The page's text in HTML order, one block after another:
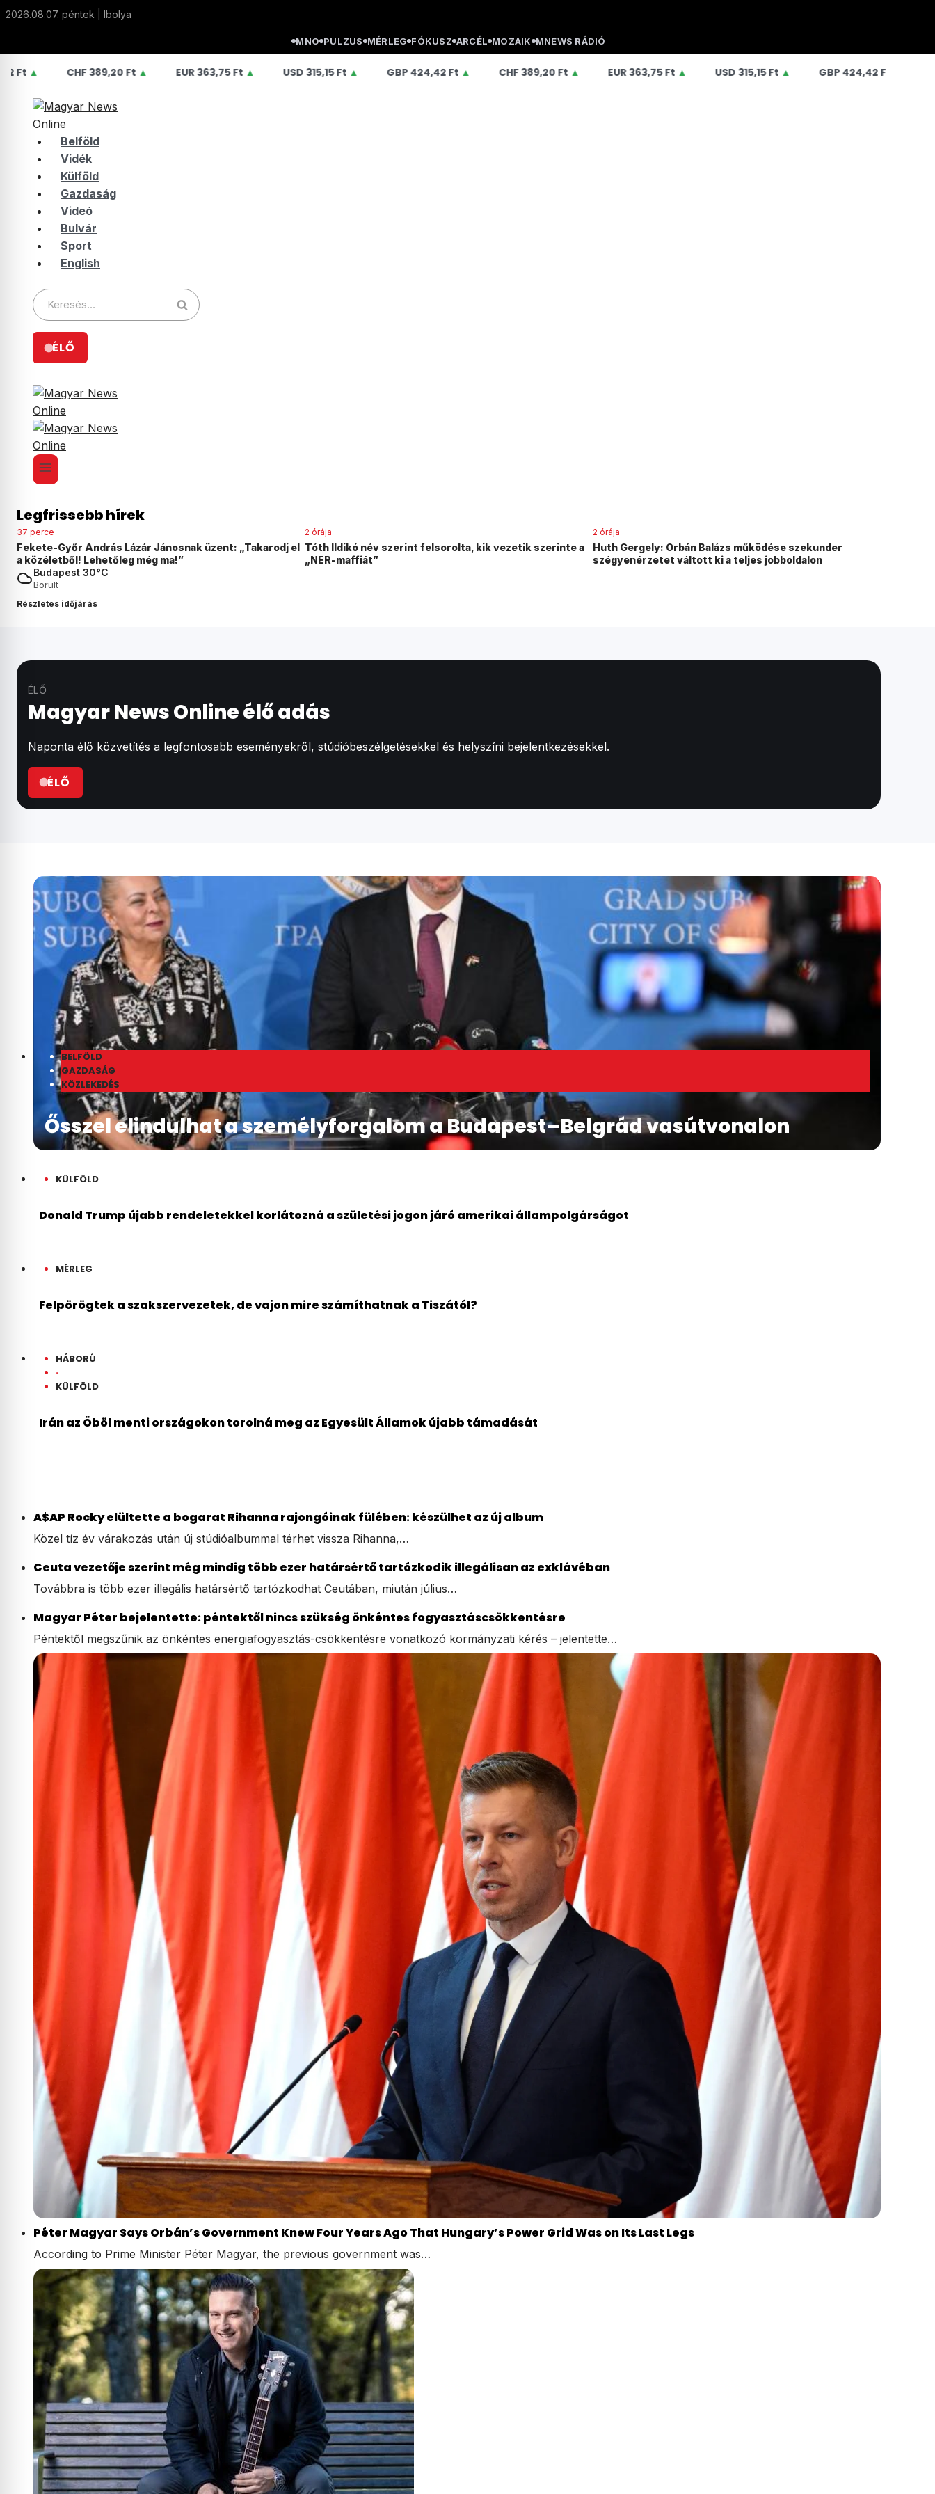
Skip
2026.08.07. péntek | Ibolya
MNO PULZUS MÉRLEG FÓKUSZ ARCÉL MOZAIK MNEWS RÁDIÓ
CHF389,20 Ft▲ EUR363,75 Ft▲ USD315,15 Ft ▲ GBP424,42 Ft▲ CHF389,20 Ft▲ EUR363,75 Ft▲ USD315,15 Ft ▲ GBP424,42 Ft▲ CHF
Belföld
Vidék
Külföld
Gazdaság
Videó
Bulvár
Sport
English
Keresés:
ÉLŐ
Legfrissebb hírek
37 perce
Fekete-Győr András Lázár Jánosnak üzent: „Takarodj el
a közéletből! Lehetőleg még ma!”
2 órája
Tóth Ildikó név szerint felsorolta, kik vezetik szerinte a
„NER-maffiát”
2 órája
Huth Gergely: Orbán Balázs működése szekunder
szégyenérzetet váltott ki a teljes jobboldalon
Budapest 30°C
Borult
Részletes időjárás
ÉLŐ
Magyar News Online élő adás
Naponta élő közvetítés a legfontosabb eseményekről, stúdióbeszélgetésekkel és helyszíni bejelentkezésekkel.
ÉLŐ
BELFÖLD
GAZDASÁG
KÖZLEKEDÉS
Ősszel elindulhat a személyforgalom a Budapest–Belgrád vasútvonalon
KÜLFÖLD
Donald Trump újabb rendeletekkel korlátozná a születési jogon járó amerikai állampolgárságot
MÉRLEG
Felpörögtek a szakszervezetek, de vajon mire számíthatnak a Tiszától?
HÁBORÚ
·
KÜLFÖLD
Irán az Öböl menti országokon torolná meg az Egyesült Államok újabb támadását
A$AP Rocky elültette a bogarat Rihanna rajongóinak fülében: készülhet az új album
Közel tíz év várakozás után új stúdióalbummal térhet vissza Rihanna,…
Ceuta vezetője szerint még mindig több ezer határsértő tartózkodik illegálisan az exklávéban
Továbbra is több ezer illegális határsértő tartózkodhat Ceutában, miután július…
Magyar Péter bejelentette: péntektől nincs szükség önkéntes fogyasztáscsökkentésre
Péntektől megszűnik az önkéntes energiafogyasztás-csökkentésre vonatkozó kormányzati kérés – jelentette…
Péter Magyar Says Orbán’s Government Knew Four Years Ago That Hungary’s Power Grid Was on Its Last Legs
According to Prime Minister Péter Magyar, the previous government was…